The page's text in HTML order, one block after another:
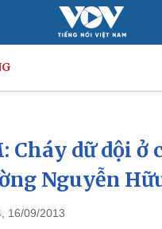
sự
Xã hội
Tin 24h
Dự báo
Cháy dữ dội ở
Nguyễn
16/09/2013